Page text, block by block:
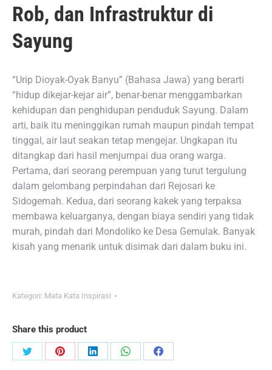
Rob, dan Infrastruktur di
Sayung
“Urip Dioyak-Oyak Banyu” (Bahasa Jawa) yang berarti
“hidup dikejar-kejar air”, benar-benar menggambarkan
kehidupan dan penghidupan penduduk Sayung. Dalam
arti, baik itu meninggikan rumah maupun pindah tempat
tinggal, air laut seakan tetap mengejar. Ungkapan itu
ditangkap dari hasil menjumpai dua orang warga.
Pertama, dari seorang perempuan yang turut tergulung
dalam gelombang perpindahan dari Rejosari ke
Sidogemah. Kedua, dari seorang kakek yang terpaksa
membawa keluarganya, dengan biaya sendiri yang tidak
murah, pindah dari Mondoliko ke Desa Gemulak. Banyak
kisah yang menarik untuk disimak dari dalam buku ini.
Kategori: Mata Kata Inspirasi
Share this product
Share
Share
Share
Share
Share